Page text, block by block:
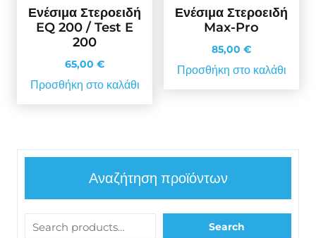
Ενέσιμα Στεροειδή
EQ 200 / Test E
200
65,00 €
Προσθήκη στο καλάθι
Ενέσιμα Στεροειδή
Max-Pro
85,00 €
Προσθήκη στο καλάθι
Αναζήτηση προϊόντων
Search